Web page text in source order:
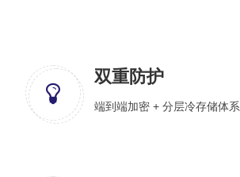
双重防护
端到端加密 + 分层冷存储体系